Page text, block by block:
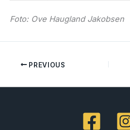
Foto: Ove Haugland Jakobsen
PREVIOUS